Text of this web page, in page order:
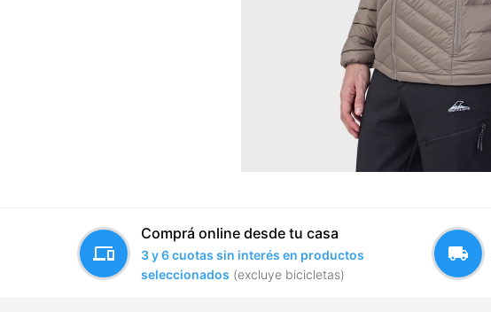
devices
Comprá online desde tu casa
3 y 6 cuotas sin interés en productos
seleccionados (excluye bicicletas)
local_shipping